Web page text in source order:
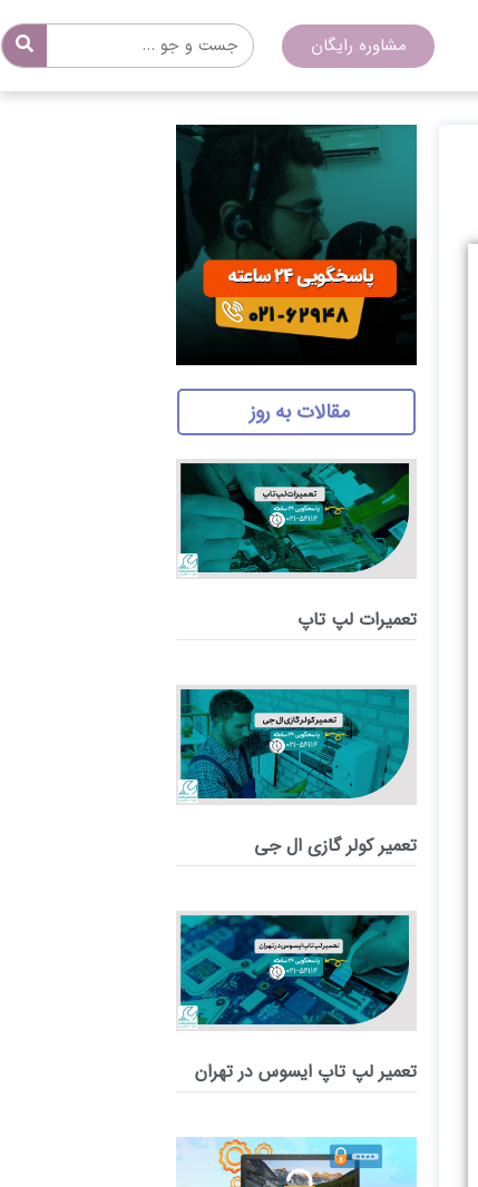
مشاوره رایگان
مقالات به روز
تعمیرات لپ تاپ
تعمیر کولر گازی ال جی
تعمیر لپ‌ تاپ ایسوس در تهران